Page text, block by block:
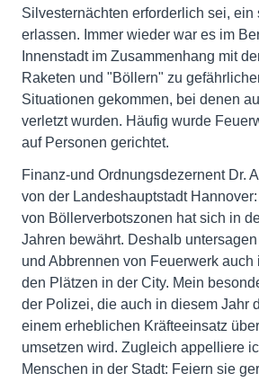
Silvesternächten erforderlich sei, ein
erlassen. Immer wieder war es im
Innenstadt im Zusammenhang mit
Raketen und "Böllern" zu
Situationen gekommen, bei denen
verletzt wurden. Häufig wurde
auf Personen gerichtet.
Finanz-und Ordnungsdezernent Dr.
von der Landeshauptstadt
von Böllerverbotszonen hat sich in
Jahren bewährt. Deshalb
und Abbrennen von Feuerwerk auch
den Plätzen in der City. Mein
der Polizei, die auch in diesem Jahr
einem erheblichen Kräfteeinsatz
umsetzen wird. Zugleich appelliere
Menschen in der Stadt: Feiern sie